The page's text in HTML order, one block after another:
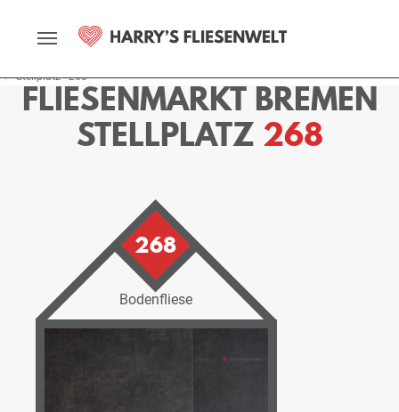
Stellplatz - 268
FLIESENMARKT BREMEN
STELLPLATZ 268
268
Bodenfliese